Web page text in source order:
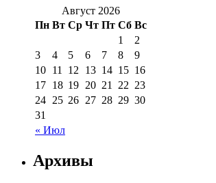
Август 2026
Пн Вт Ср Чт Пт Сб Вс
« Июл
1
2
3
4 5 6 7 8
9
10 11 12 13 14 15 16
17 18 19 20 21 22 23
24 25 26 27 28 29 30
31
Архивы